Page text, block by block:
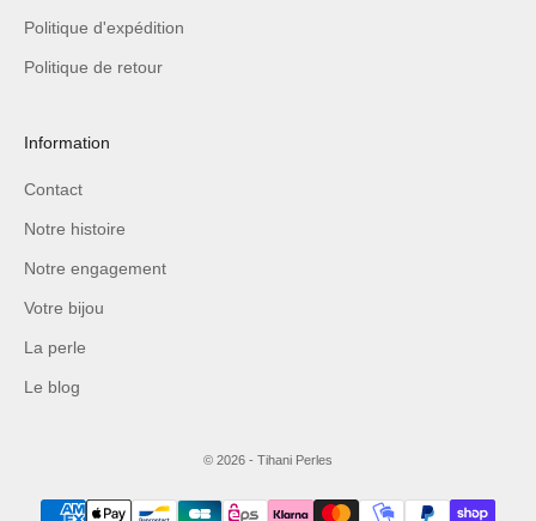
Politique d'expédition
Politique de retour
Information
Contact
Notre histoire
Notre engagement
Votre bijou
La perle
Le blog
© 2026 - Tihani Perles